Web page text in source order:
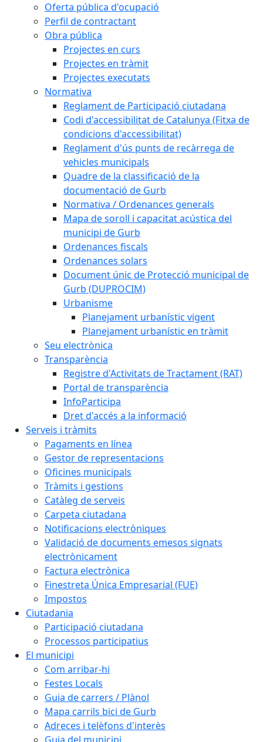
Oferta pública d'ocupació
Perfil de contractant
Obra pública
Projectes en curs
Projectes en tràmit
Projectes executats
Normativa
Reglament de Participació ciutadana
Codi d'accessibilitat de Catalunya (Fitxa de
condicions d'accessibilitat)
Reglament d'ús punts de recàrrega de
vehicles municipals
Quadre de la classificació de la
documentació de Gurb
Normativa / Ordenances generals
Mapa de soroll i capacitat acústica del
municipi de Gurb
Ordenances fiscals
Ordenances solars
Document únic de Protecció municipal de
Gurb (DUPROCIM)
Urbanisme
Planejament urbanístic vigent
Planejament urbanístic en tràmit
Seu electrònica
Transparència
Registre d'Activitats de Tractament (RAT)
Portal de transparència
InfoParticipa
Dret d'accés a la informació
Serveis i tràmits
Pagaments en línea
Gestor de representacions
Oficines municipals
Tràmits i gestions
Catàleg de serveis
Carpeta ciutadana
Notificacions electròniques
Validació de documents emesos signats
electrònicament
Factura electrònica
Finestreta Única Empresarial (FUE)
Impostos
Ciutadania
Participació ciutadana
Processos participatius
El municipi
Com arribar-hi
Festes Locals
Guia de carrers / Plànol
Mapa carrils bici de Gurb
Adreces i telèfons d'interès